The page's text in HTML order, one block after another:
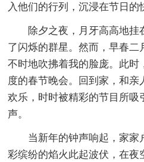
入他们的行列，沉浸在节日的
除夕之夜，月牙高高地挂
了闪烁的群星。然而，早春二
不时地吹拂着我的脸庞。此时
度的春节晚会。回到家，和亲
欢乐，时时被精彩的节目所吸
声。
当新年的钟声响起，家家
彩缤纷的焰火此起波伏，在夜